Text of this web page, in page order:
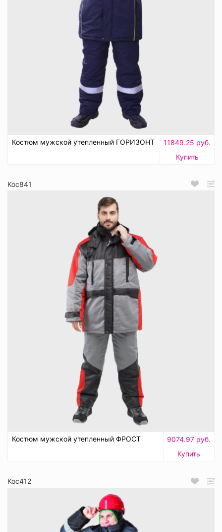
Костюм мужской утепленный ГОРИЗОНТ
11849.25 руб.
Купить
Кос841
Костюм мужской утепленный ФРОСТ
9074.97 руб.
Купить
Кос412